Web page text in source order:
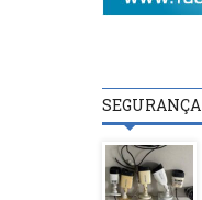
SEGURANÇA